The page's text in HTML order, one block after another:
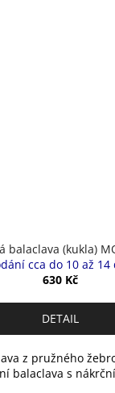
balaclava (kukla)
cca do 10 až 14
630 Kč
DETAIL
z pružného
balaclava s